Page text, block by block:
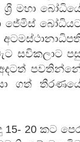
මහා
ජේමිස්
සවිකලාට
ගත්
20 කට